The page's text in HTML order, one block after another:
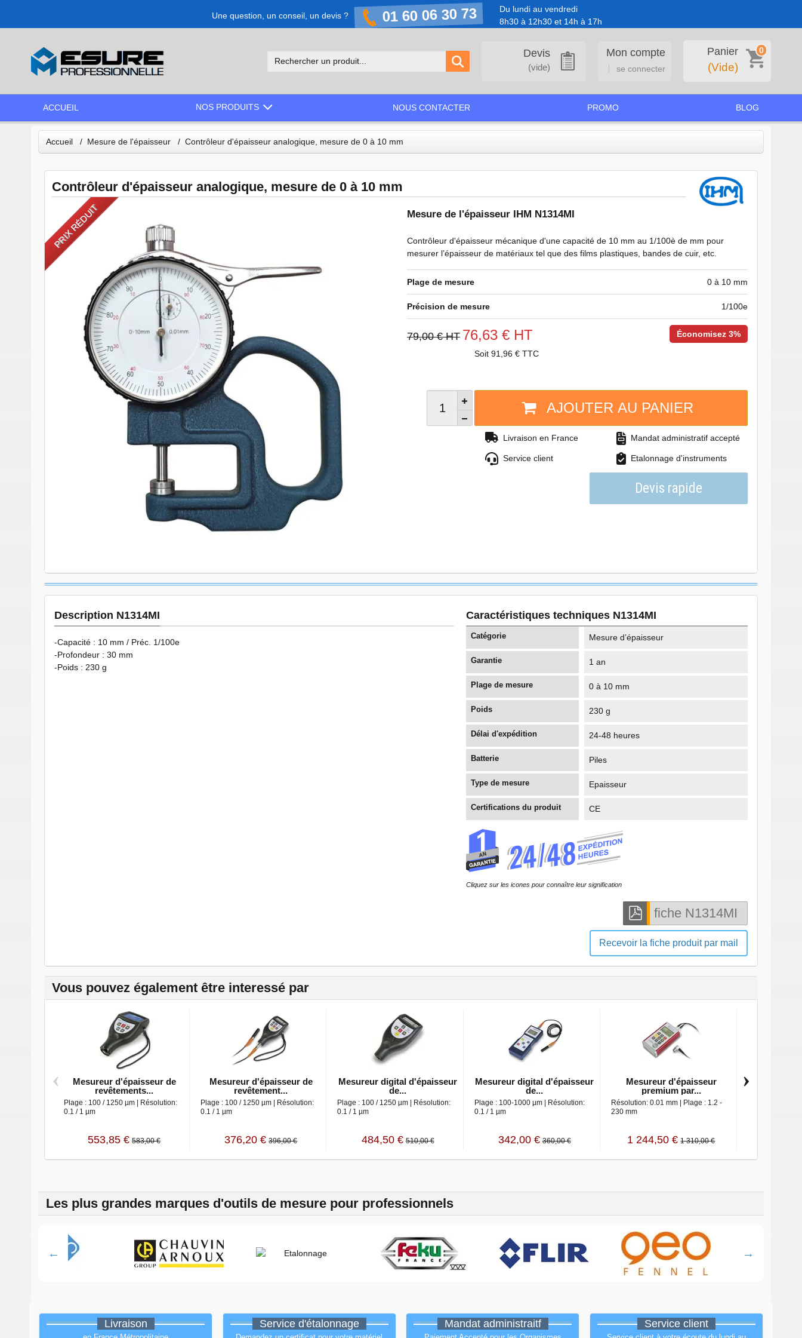
Une question, un conseil, un devis ? 01 60 06 30 73
Du lundi au vendredi
8h30 à 12h30 et 14h à 17h
Panier
(Vide)
0
Mon compte
se connecter
Devis
(vide)
ACCUEIL NOS PRODUITS NOUS CONTACTER PROMO BLOG
Accueil Mesure de l'épaisseur Contrôleur d'épaisseur analogique, mesure de 0 à 10 mm
Contrôleur d'épaisseur analogique, mesure de 0 à 10 mm
PRIX RÉDUIT Mesure de l'épaisseur IHM N1314MI
Contrôleur d'épaisseur mécanique d'une capacité de 10 mm au 1/100è de mm pour
mesurer l’épaisseur de matériaux tel que des films plastiques, bandes de cuir, etc.
Plage de mesure 0 à 10 mm
Précision de mesure 1/100e
Économisez 3%
79,00 € HT 76,63 € HT
Soit 91,96 € TTC
AJOUTER AU PANIER
Livraison en France Mandat administratif accepté
Service client Etalonnage d'instruments
Description N1314MI
-Capacité : 10 mm / Préc. 1/100e
-Profondeur : 30 mm
-Poids : 230 g
Caractéristiques techniques N1314MI
Catégorie Mesure d’épaisseur
Garantie 1 an
Plage de mesure 0 à 10 mm
Poids 230 g
Délai d'expédition 24-48 heures
Batterie Piles
Type de mesure Epaisseur
Certifications du produit CE
Cliquez sur les icones pour connaître leur signification
Recevoir la fiche produit par mail
Vous pouvez également être interessé par
Mesureur d'épaisseur de
revêtements...
Plage : 100 / 1250 µm | Résolution:
0.1 / 1 µm
553,85 € 583,00 €
Mesureur d'épaisseur de
revêtement...
Plage : 100 / 1250 µm | Résolution:
0.1 / 1 µm
376,20 € 396,00 €
Mesureur digital d'épaisseur
de...
Plage : 100 / 1250 µm | Résolution:
0.1 / 1 µm
484,50 € 510,00 €
Mesureur digital d'épaisseur
de...
Plage : 100-1000 µm | Résolution:
0.1 / 1 µm
342,00 € 360,00 €
Mesureur d'épaisseur
premium par...
Résolution: 0.01 mm | Plage : 1.2 -
230 mm
1 244,50 € 1 310,00 €
‹ ›
Les plus grandes marques d'outils de mesure pour professionnels
Livraison Service d'étalonnage Mandat administraitf Service client